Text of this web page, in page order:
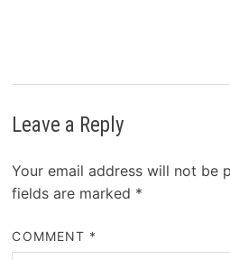
Leave a Reply
Your email address will not be
fields are marked *
COMMENT *